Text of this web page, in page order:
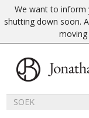
We want to inform
shutting down soon.